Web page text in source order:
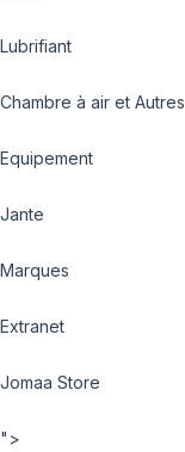
Lubrifiant
Chambre à air et Autres
Equipement
Jante
Marques
Extranet
Jomaa Store
">